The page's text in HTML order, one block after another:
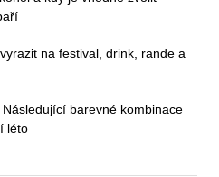
na festival, drink, rande a
barevné kombinace
léto